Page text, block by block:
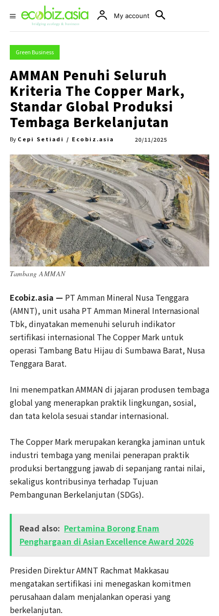
My account
Green Business
AMMAN Penuhi Seluruh
Kriteria The Copper Mark,
Standar Global Produksi
Tembaga Berkelanjutan
By Cepi Setiadi / Ecobiz.asia 20/11/2025
Tambang AMMAN
Ecobiz.asia — PT Amman Mineral Nusa Tenggara
(AMNT), unit usaha PT Amman Mineral Internasional
Tbk, dinyatakan memenuhi seluruh indikator
sertifikasi internasional The Copper Mark untuk
operasi Tambang Batu Hijau di Sumbawa Barat, Nusa
Tenggara Barat.
Ini menempatkan AMMAN di jajaran produsen tembaga
global yang menerapkan praktik lingkungan, sosial,
dan tata kelola sesuai standar internasional.
The Copper Mark merupakan kerangka jaminan untuk
industri tembaga yang menilai penerapan praktik
produksi bertanggung jawab di sepanjang rantai nilai,
sekaligus kontribusinya terhadap Tujuan
Pembangunan Berkelanjutan (SDGs).
Read also: Pertamina Borong Enam
Penghargaan di Asian Excellence Award 2026
Presiden Direktur AMNT Rachmat Makkasau
mengatakan sertifikasi ini menegaskan komitmen
perusahaan dalam menjalankan operasi yang
berkelanjutan.